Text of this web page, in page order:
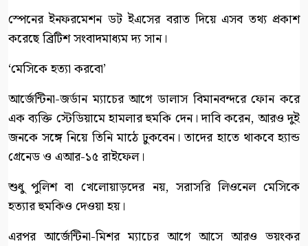
স্পেনের ইনফরমেশন ডট ইএসের বরাত দিয়ে এসব তথ্য প্রকাশ
করেছে ব্রিটিশ সংবাদমাধ্যম দ্য সান।
‘মেসিকে হত্যা করবো’
আর্জেন্টিনা-জর্ডান ম্যাচের আগে ডালাস বিমানবন্দরে ফোন করে
এক ব্যক্তি স্টেডিয়ামে হামলার হুমকি দেন। দাবি করেন, আরও দুই
জনকে সঙ্গে নিয়ে তিনি মাঠে ঢুকবেন। তাদের হাতে থাকবে হ্যান্ড
গ্রেনেড ও এআর-১৫ রাইফেল।
শুধু পুলিশ বা খেলোয়াড়দের নয়, সরাসরি লিওনেল মেসিকে
হত্যার হুমকিও দেওয়া হয়।
এরপর আর্জেন্টিনা-মিশর ম্যাচের আগে আসে আরও ভয়ংকর